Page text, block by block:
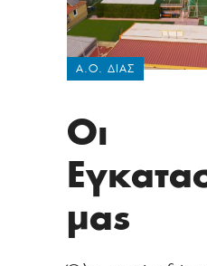
Α.Ο. ΔΙΑΣ
Οι
μας